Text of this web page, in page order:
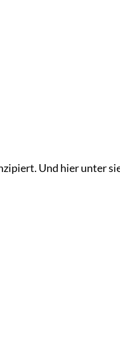
Und hier unter